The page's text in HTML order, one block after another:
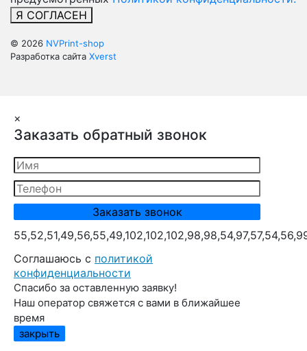
Я СОГЛАСЕН
© 2026 NVPrint-shop
Разработка сайта Xverst
×
Заказать обратный звонок
Cоглашаюсь с политикой
конфиденциальности
Спасибо за оставленную заявку!
Наш оператор свяжется с вами в ближайшее
время
закрыть